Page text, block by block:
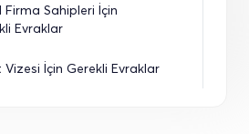
Sahipleri İçin
Evraklar
İçin Gerekli Evraklar